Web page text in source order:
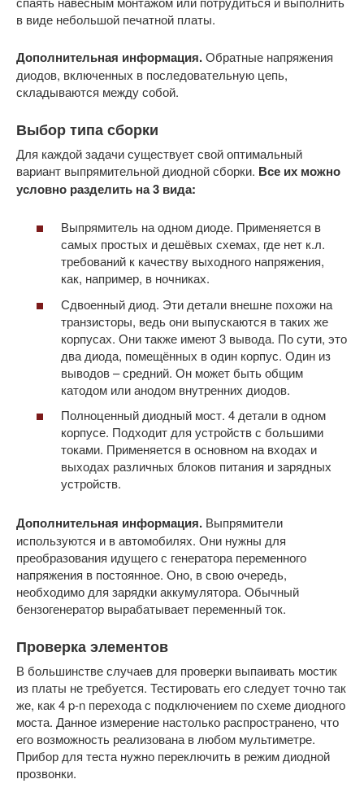
в виде небольшой печатной платы.
Дополнительная информация.Обратные напряжения
диодов, включенных в последовательную цепь,
складываются между собой.
Выбор типа сборки
Для каждой задачи существует свой оптимальный
вариант выпрямительной диодной сборки. Все их можно
условно разделить на 3 вида:
Выпрямитель на одном диоде. Применяется в
самых простых и дешёвых схемах, где нет к.л.
требований к качеству выходного напряжения,
как, например, в ночниках.
Сдвоенный диод. Эти детали внешне похожи на
транзисторы, ведь они выпускаются в таких же
корпусах. Они также имеют 3 вывода. По сути, это
два диода, помещённых в один корпус. Один из
выводов – средний. Он может быть общим
катодом или анодом внутренних диодов.
Полноценный диодный мост. 4 детали в одном
корпусе. Подходит для устройств с большими
токами. Применяется в основном на входах и
выходах различных блоков питания и зарядных
устройств.
Дополнительная информация. Выпрямители
используются и в автомобилях. Они нужны для
преобразования идущего с генератора переменного
напряжения в постоянное. Оно, в свою очередь,
необходимо для зарядки аккумулятора. Обычный
бензогенератор вырабатывает переменный ток.
Проверка элементов
В большинстве случаев для проверки выпаивать мостик
из платы не требуется. Тестировать его следует точно так
же, как 4 p-n перехода с подключением по схеме диодного
моста. Данное измерение настолько распространено, что
его возможность реализована в любом мультиметре.
Прибор для теста нужно переключить в режим диодной
прозвонки.